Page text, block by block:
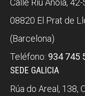
Calle Riu Anoia,
08820 El Prat de
(Barcelona)
Teléfono: 934 745
SEDE GALICIA
Rúa do Areal, 138,